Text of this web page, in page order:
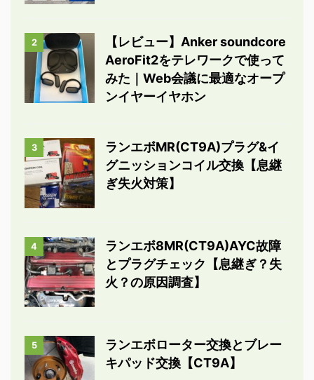
2
【レビュー】Anker soundcore
AeroFit2をテレワークで使って
みた｜Web会議に最適なオープ
ンイヤーイヤホン
3
ランエボMR(CT9A)プラグ&イ
グニッションコイル交換【息継
ぎ失火対策】
4
ランエボ8MR(CT9A)AYC故障
とプラグチェック【息継ぎ？失
火？の原因調査】
5
ランエボローター交換とブレー
キパッド交換【CT9A】